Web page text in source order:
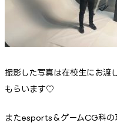
撮影した写真は在校生にお渡
もらいます♡
またesports＆ゲームCG科の